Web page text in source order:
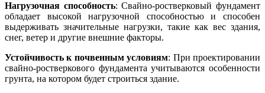
Нагрузочная способность: Свайно-ростверковый фундамент
обладает высокой нагрузочной способностью и способен
выдерживать значительные нагрузки, такие как вес здания,
снег, ветер и другие внешние факторы.
Устойчивость к почвенным условиям: При проектировании
свайно-ростверкового фундамента учитываются особенности
грунта, на котором будет строиться здание.